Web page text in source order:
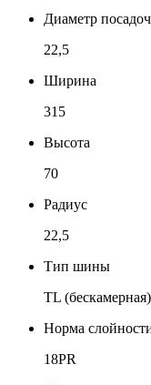
Диаметр
22,5
Ширина
315
Высота
70
Радиус
22,5
Тип шины
TL (бескамерная)
Норма
18PR